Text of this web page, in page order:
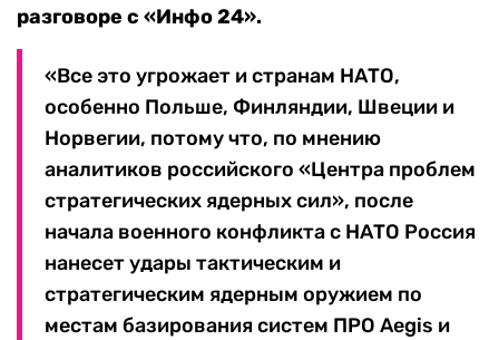
разговоре с «Инфо 24».
«Все это угрожает и странам НАТО,
особенно Польше, Финляндии, Швеции и
Норвегии, потому что, по мнению
аналитиков российского «Центра проблем
стратегических ядерных сил», после
начала военного конфликта с НАТО Россия
нанесет удары тактическим и
стратегическим ядерным оружием по
местам базирования систем ПРО Aegis и